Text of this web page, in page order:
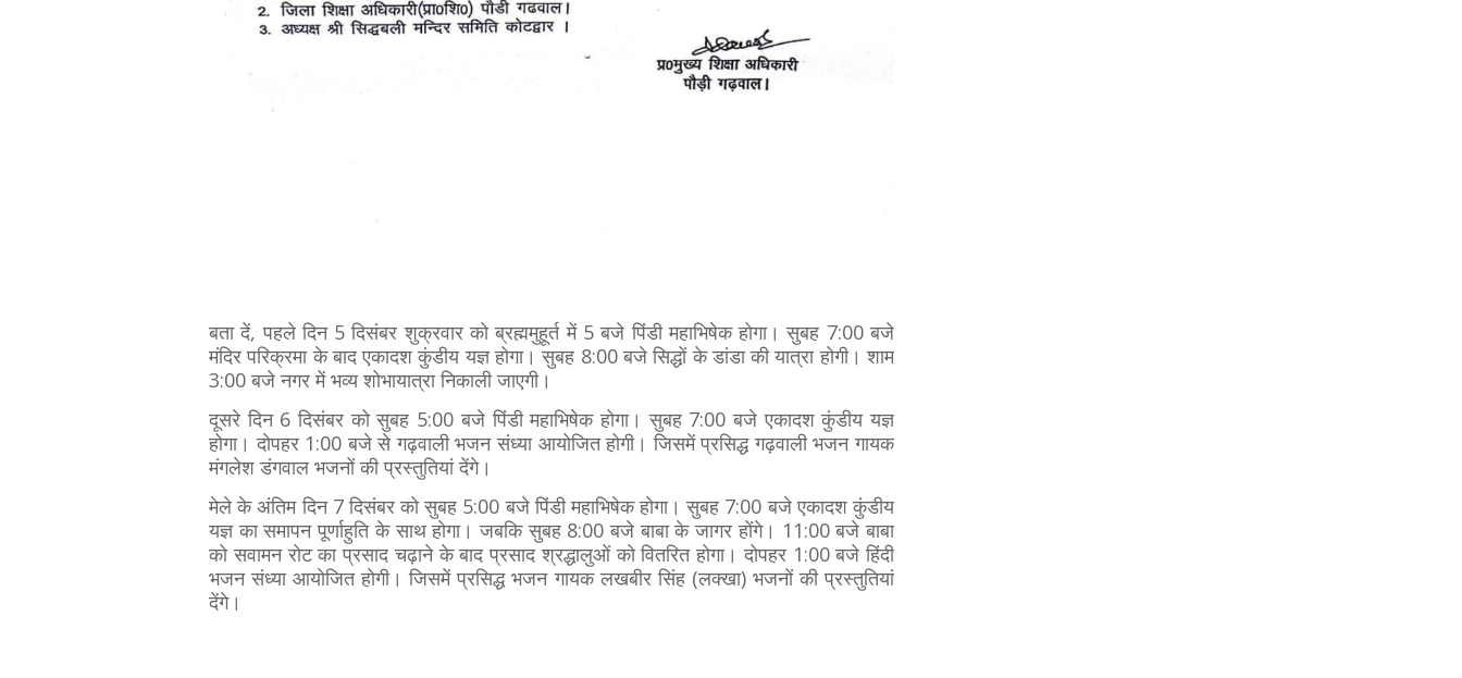
बता दें, पहले दिन 5 दिसंबर शुक्रवार को ब्रह्ममुहूर्त में 5 बजे पिंडी महाभिषेक होगा। सुबह 7:00 बजे
मंदिर परिक्रमा के बाद एकादश कुंडीय यज्ञ होगा। सुबह 8:00 बजे सिद्धों के डांडा की यात्रा होगी। शाम
3:00 बजे नगर में भव्य शोभायात्रा निकाली जाएगी।
दूसरे दिन 6 दिसंबर को सुबह 5:00 बजे पिंडी महाभिषेक होगा। सुबह 7:00 बजे एकादश कुंडीय यज्ञ
होगा। दोपहर 1:00 बजे से गढ़वाली भजन संध्या आयोजित होगी। जिसमें प्रसिद्ध गढ़वाली भजन गायक
मंगलेश डंगवाल भजनों की प्रस्तुतियां देंगे।
मेले के अंतिम दिन 7 दिसंबर को सुबह 5:00 बजे पिंडी महाभिषेक होगा। सुबह 7:00 बजे एकादश कुंडीय
यज्ञ का समापन पूर्णाहुति के साथ होगा। जबकि सुबह 8:00 बजे बाबा के जागर होंगे। 11:00 बजे बाबा
को सवामन रोट का प्रसाद चढ़ाने के बाद प्रसाद श्रद्धालुओं को वितरित होगा। दोपहर 1:00 बजे हिंदी
भजन संध्या आयोजित होगी। जिसमें प्रसिद्ध भजन गायक लखबीर सिंह (लक्खा) भजनों की प्रस्तुतियां
देंगे।